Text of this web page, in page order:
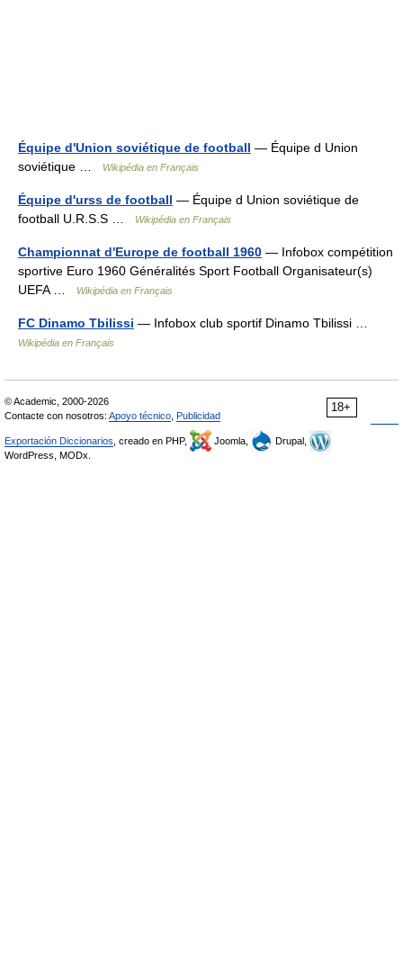
Équipe d'Union soviétique de football — Équipe d Union
soviétique …
Wikipédia en Français
Équipe d'urss de football — Équipe d Union soviétique de
football U.R.S.S …
Wikipédia en Français
Championnat d'Europe de football 1960 — Infobox compétition
sportive Euro 1960 Généralités Sport Football Organisateur(s)
UEFA …
Wikipédia en Français
FC Dinamo Tbilissi — Infobox club sportif Dinamo Tbilissi …
Wikipédia en Français
18+
© Academic, 2000-2026
Contacte con nosotros: Apoyo técnico Publicidad
Exportación Diccionarios , creado en PHP, Joomla,
Drupal,
WordPress, MODx.